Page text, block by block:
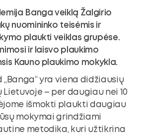
Banga veiklą Žalgirio
nuomininko teisėmis ir
plaukti veiklas grupėse.
ir laisvo plaukimo
Kauno plaukimo mokykla.
„Banga“ yra viena didžiausių
– per daugiau nei 10
išmokti plaukti daugiau
mokymai grindžiami
metodika, kuri užtikrina